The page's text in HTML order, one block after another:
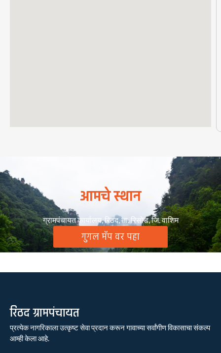
आमचे स्थान
ग्रामपंचायत कार्यालय, रिठद, ता. रिसोड, जि. वाशिम
गुगल मॅप वर पहा
रिठद ग्रामपंचायत
प्रत्येक नागरिकाला उत्कृष्ट सेवा प्रदान करून गावाच्या सर्वांगीण विकासाचा संकल्प
आम्ही केला आहे.